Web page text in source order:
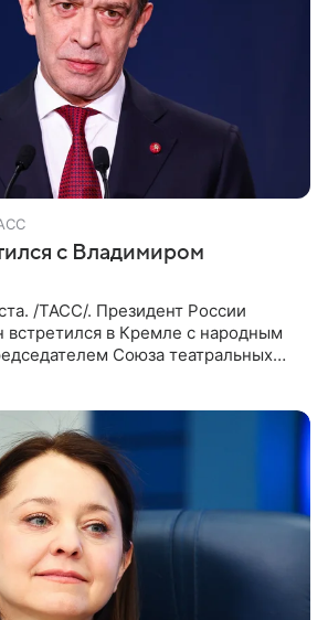
с Владимиром
/ТАСС/. Президент России
встретился в Кремле с народным
Союза театральных